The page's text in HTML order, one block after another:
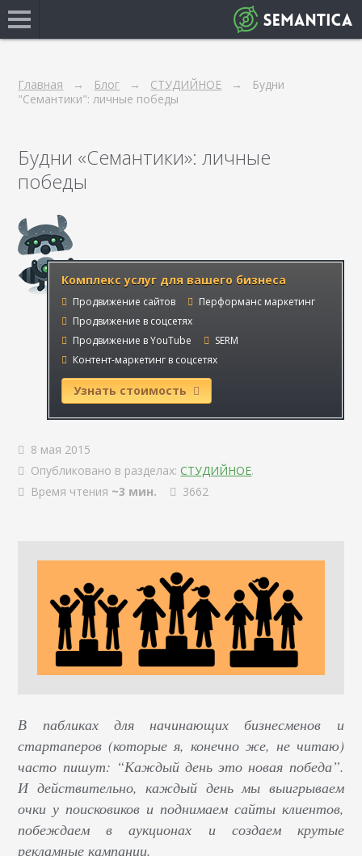
Главная Блог СТУДИЙНОЕ
Будни
"Семантики": личные победы
Будни «Семантики»: личные
победы
Комплекс услуг для вашего бизнеса
Продвижение сайтов
Перформанс маркетинг
Продвижение в соцсетях
Продвижение в YouTube
SERM
Контент-маркетинг в соцсетях
Узнать стоимость
8 мая 2015
Опубликовано в разделах: СТУДИЙНОЕ.
Время чтения ~3 мин. 3662
В пабликах для начинающих бизнесменов и
стартаперов (которые я, конечно же, не читаю)
часто пишут: “Каждый день это новая победа”.
И действительно, каждый день мы выигрываем
очки у поисковиков и поднимаем сайты клиентов,
побеждаем в аукционах и создаем крутые
рекламные кампании.